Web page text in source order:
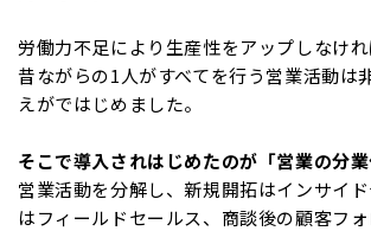
労働力不足により生産性をアップしなけれ
昔ながらの1人がすべてを行う営業活動は
えがではじめました。
そこで導入されはじめたのが「営業の分業
営業活動を分解し、新規開拓はインサイ
はフィールドセールス、商談後の顧客フ